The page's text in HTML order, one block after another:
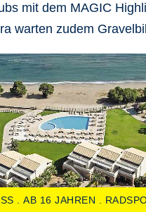
mit dem MAGIC
warten zudem
AB 16 JAHREN